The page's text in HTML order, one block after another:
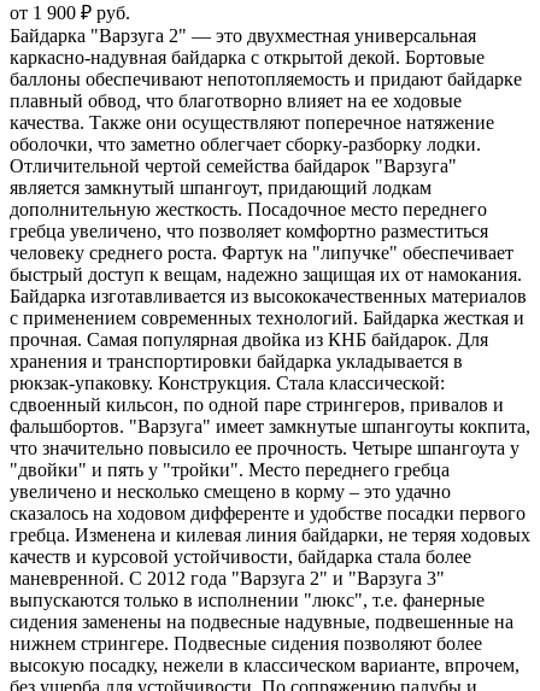
от 1 900 ₽ руб.
Байдарка "Варзуга 2" — это двухместная универсальная
каркасно-надувная байдарка с открытой декой. Бортовые
баллоны обеспечивают непотопляемость и придают байдарке
плавный обвод, что благотворно влияет на ее ходовые
качества. Также они осуществляют поперечное натяжение
оболочки, что заметно облегчает сборку-разборку лодки.
Отличительной чертой семейства байдарок "Варзуга"
является замкнутый шпангоут, придающий лодкам
дополнительную жесткость. Посадочное место переднего
гребца увеличено, что позволяет комфортно разместиться
человеку среднего роста. Фартук на "липучке" обеспечивает
быстрый доступ к вещам, надежно защищая их от намокания.
Байдарка изготавливается из высококачественных материалов
с применением современных технологий. Байдарка жесткая и
прочная. Самая популярная двойка из КНБ байдарок. Для
хранения и транспортировки байдарка укладывается в
рюкзак-упаковку. Конструкция. Стала классической:
сдвоенный кильсон, по одной паре стрингеров, привалов и
фальшбортов. "Варзуга" имеет замкнутые шпангоуты кокпита,
что значительно повысило ее прочность. Четыре шпангоута у
"двойки" и пять у "тройки". Место переднего гребца
увеличено и несколько смещено в корму – это удачно
сказалось на ходовом дифференте и удобстве посадки первого
гребца. Изменена и килевая линия байдарки, не теряя ходовых
качеств и курсовой устойчивости, байдарка стала более
маневренной. С 2012 года "Варзуга 2" и "Варзуга 3"
выпускаются только в исполнении "люкс", т.е. фанерные
сидения заменены на подвесные надувные, подвешенные на
нижнем стрингере. Подвесные сидения позволяют более
высокую посадку, нежели в классическом варианте, впрочем,
без ущерба для устойчивости. По сопряжению палубы и